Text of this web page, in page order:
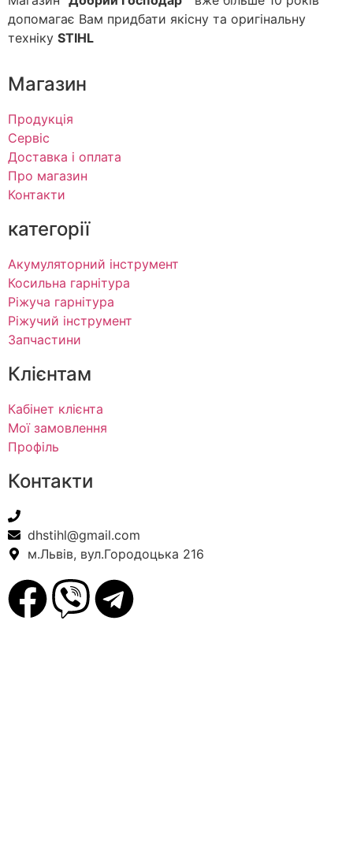
допомагає Вам придбати якісну та оригінальну
техніку STIHL
Магазин
Продукція
Сервіс
Доставка і оплата
Про магазин
Контакти
категорії
Акумуляторний інструмент
Косильна гарнітура
Ріжуча гарнітура
Ріжучий інструмент
Запчастини
Клієнтам
Кабінет клієнта
Мої замовлення
Профіль
Контакти
dhstihl@gmail.com
м.Львів, вул.Городоцька 216